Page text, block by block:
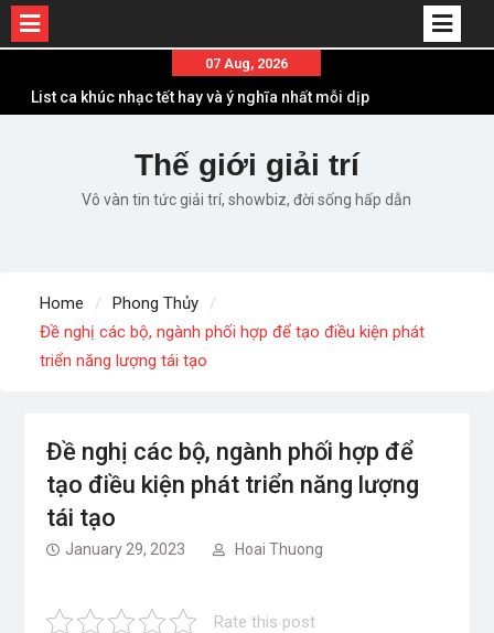
content
07 Aug, 2026
List ca khúc nhạc tết hay và ý nghĩa nhất mỗi dịp
Em ơi lên phố – Minh Vương: Màn comeback
“ngoạn mục” với triệu view
Những ca khúc nhạc xuân “sặc mùi” quảng cáo
Lời bài hát Chúng Ta của Hiện Tại – Sơn Tùng M-
TP – Full lyrics bản chuẩn
Thế giới giải trí
Vô vàn tin tức giải trí, showbiz, đời sống hấp dẫn
Home
Phong Thủy
Đề nghị các bộ, ngành phối hợp để tạo điều kiện phát
triển năng lượng tái tạo
Đề nghị các bộ, ngành phối hợp để
tạo điều kiện phát triển năng lượng
tái tạo
January 29, 2023 Hoai Thuong
Rate this post